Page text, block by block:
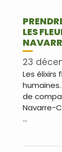
LES
23
Les
de
Navarre-
…